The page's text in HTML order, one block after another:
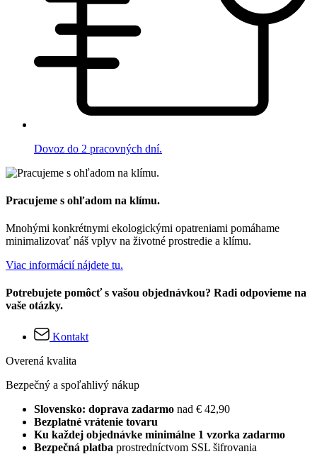
Dovoz do 2 pracovných dní.
Pracujeme s ohľadom na klímu.
Mnohými konkrétnymi ekologickými opatreniami pomáhame
minimalizovať náš vplyv na životné prostredie a klímu.
Viac informácií nájdete tu.
Potrebujete pomôcť s vašou objednávkou? Radi odpovieme na
vaše otázky.
Kontakt
Overená kvalita
Bezpečný a spoľahlivý nákup
Slovensko: doprava zadarmo nad € 42,90
Bezplatné vrátenie tovaru
Ku každej objednávke minimálne 1 vzorka zadarmo
Bezpečná platba prostredníctvom SSL šifrovania